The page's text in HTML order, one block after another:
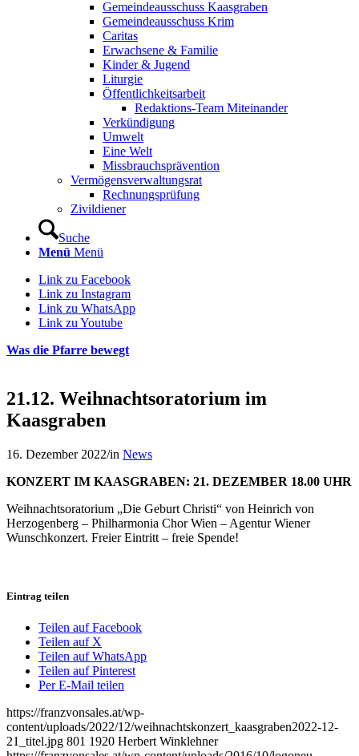
Gemeindeausschuss Kaasgraben
Gemeindeausschuss Krim
Caritas
Erwachsene & Familie
Kinder & Jugend
Liturgie
Öffentlichkeitsarbeit
Redaktions-Team Miteinander
Verkündigung
Umwelt
Eine Welt
Missbrauchsprävention
Vermögensverwaltungsrat
Rechnungsprüfung
Zivildiener
Suche
Menü Menü
Link zu Facebook
Link zu Instagram
Link zu WhatsApp
Link zu Youtube
Was die Pfarre bewegt
21.12. Weihnachtsoratorium im
Kaasgraben
16. Dezember 2022/in News
KONZERT IM KAASGRABEN: 21. DEZEMBER 18.00 UHR
Weihnachtsoratorium „Die Geburt Christi“ von Heinrich von
Herzogenberg – Philharmonia Chor Wien – Agentur Wiener
Wunschkonzert. Freier Eintritt – freie Spende!
Eintrag teilen
Teilen auf Facebook
Teilen auf X
Teilen auf WhatsApp
Teilen auf Pinterest
Per E-Mail teilen
https://franzvonsales.at/wp-
content/uploads/2022/12/weihnachtskonzert_kaasgraben2022-12-
21_titel.jpg 801 1920 Herbert Winklehner